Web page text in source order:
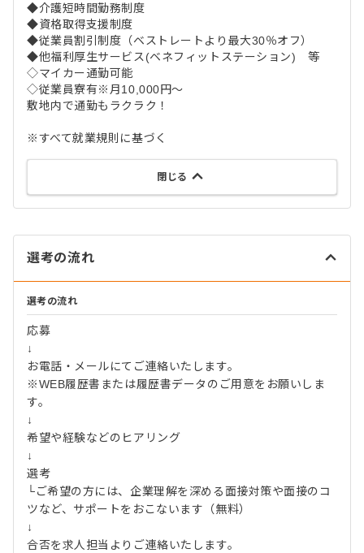
◆介護短時間勤務制度
◆資格取得支援制度
◆従業員割引制度（ベストレートより最大30％オフ）
◆他福利厚生サービス(ベネフィットステーション) 等
◇マイカー通勤可能
◇従業員寮有※月10,000円～
敷地内で通勤もラクラク！
※すべて就業規則に基づく
閉じる
選考の流れ
選考の流れ
応募
↓
お電話・メールにてご連絡いたします。
※WEB履歴書または履歴書データのご用意をお願いしま
す。
↓
希望や経験などのヒアリング
↓
選考
└ご希望の方には、企業理解を深める面接対策や面接のコ
ツなど、サポートをおこないます（無料）
↓
合否を求人担当よりご連絡いたします。